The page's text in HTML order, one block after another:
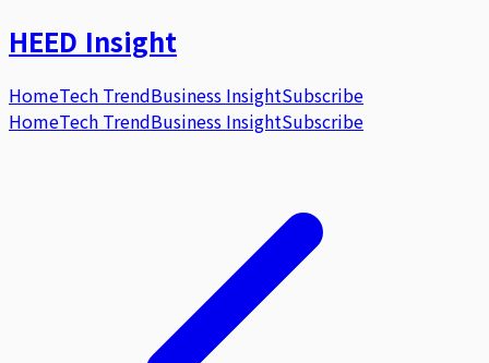
HEED Insight
HomeTech TrendBusiness InsightSubscribe
HomeTech TrendBusiness InsightSubscribe